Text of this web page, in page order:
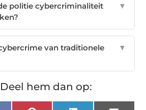
politie cybercriminaliteit
▼
van traditionele
▼
hem dan op: